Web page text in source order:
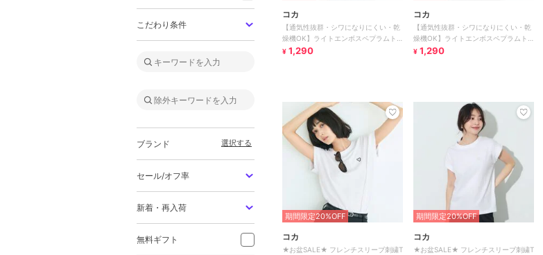
こだわり条件
ブランド 選択する
セール/オフ率
新着・再入荷
無料ギフト
コカ
【通気性抜群・シワになりにくい・乾
燥機OK】ライトエンボスペプラムト
ップス
¥ 1,290
コカ
【通気性抜群・シワになりにくい・乾
燥機OK】ライトエンボスペプラムト
ップス
¥ 1,290
期間限定20%OFF
コカ
★お盆SALE★ フレンチスリーブ刺繍T
期間限定20%OFF
コカ
★お盆SALE★ フレンチスリーブ刺繍T